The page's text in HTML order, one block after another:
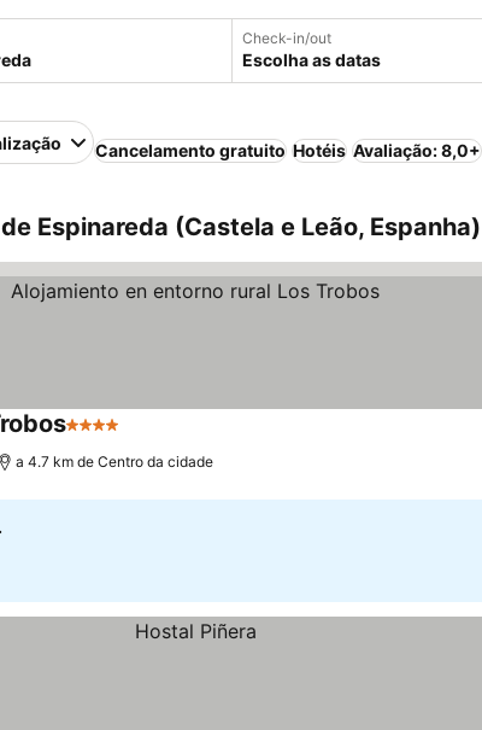
Check-in/out
Escolha as datas
Cancelamento gratuito Hotéis Avaliação: 8,0+
Espinareda (Castela e Leão, Espanha)
4 Estrelas
a 4.7 km de Centro da cidade